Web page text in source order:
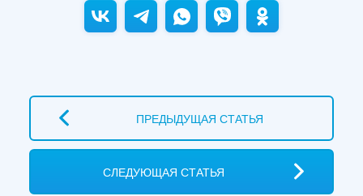
ПРЕДЫДУЩАЯ СТАТЬЯ
СЛЕДУЮЩАЯ СТАТЬЯ